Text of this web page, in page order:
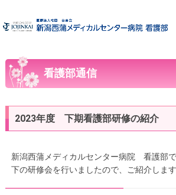
看護部通信
2023年度 下期看護部研修の紹介
新潟西蒲メディカルセンター病院 看護部
下の研修会を行いましたので、ご紹介します